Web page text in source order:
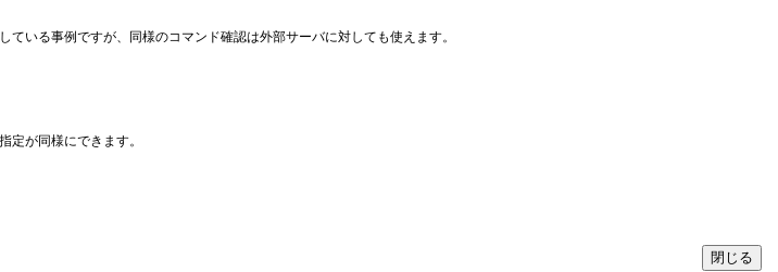
いる事例ですが、同様のコマンド確認は外部サーバに対しても使えます。
定が同様にできます。